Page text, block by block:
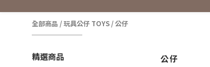
全部商品 /玩具公仔 TOYS /公仔
精選商品
公仔